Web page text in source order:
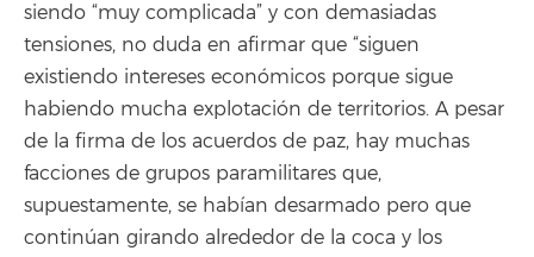
siendo “muy complicada” y con demasiadas
tensiones, no duda en afirmar que “siguen
existiendo intereses económicos porque sigue
habiendo mucha explotación de territorios. A pesar
de la firma de los acuerdos de paz, hay muchas
facciones de grupos paramilitares que,
supuestamente, se habían desarmado pero que
continúan girando alrededor de la coca y los